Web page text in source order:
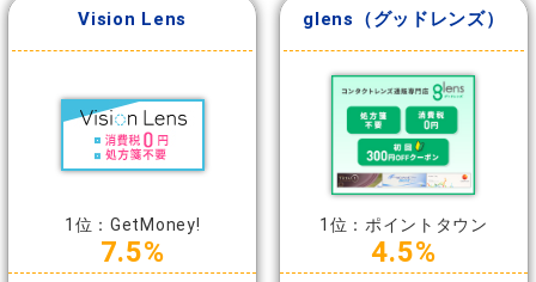
Vision Lens
1位：GetMoney!
7.5%
glens（グッドレンズ）
1位：ポイントタウン
4.5%